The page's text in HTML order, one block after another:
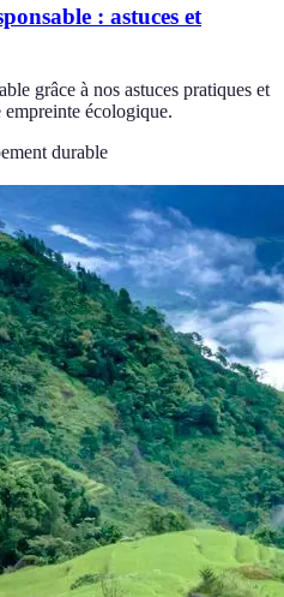
: astuces et
grâce à nos astuces pratiques et
écologique.
durable